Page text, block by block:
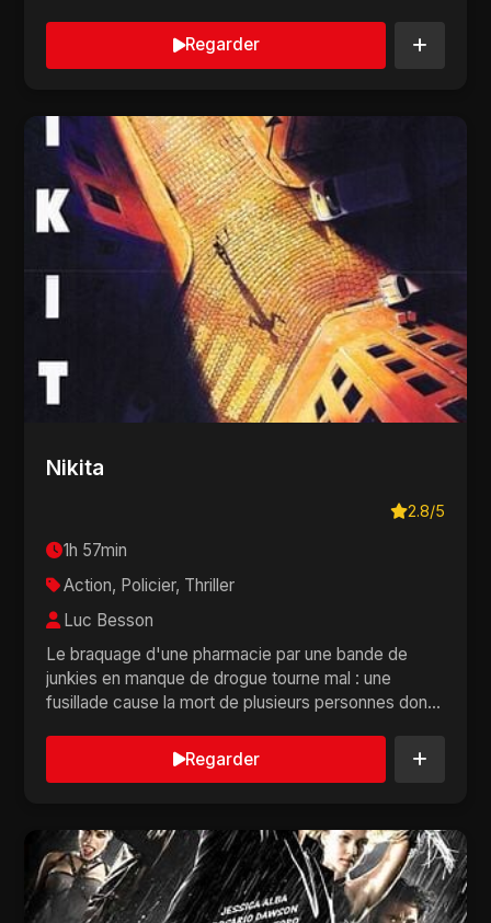
Regarder
Nikita
2.8/5
1h 57min
Action, Policier, Thriller
Luc Besson
Le braquage d'une pharmacie par une bande de
junkies en manque de drogue tourne mal : une
fusillade cause la mort de plusieurs personnes dont
Regarder